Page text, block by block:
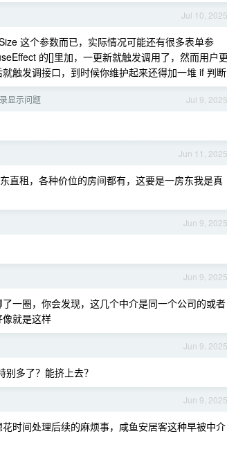
Jul 10, 2025
这个参数而已，实际情况可能还有很多表单参
的[]里加，一更新就触发调用了，然而用户更
触发调接口，到时候你维护起来还得加一堆 if 判断
Jul 9, 2025
显示问题
Jun 11, 2025
直租，各种价位的房间都有，这要是一房东我是真
Jun 9, 2025
Jun 9, 2025
一圈，你会发现，这几个中介是同一个公司的或者
就是这样
Jun 9, 2025
多了？能挤上去？
Jun 9, 2025
时间处理后续的麻烦事，咸鱼安居客这种早被中介